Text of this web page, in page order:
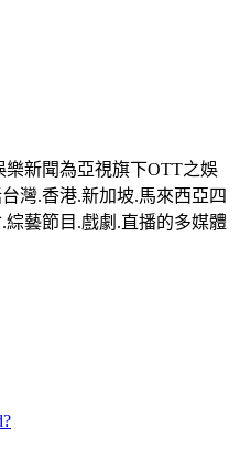
樂新聞為亞視旗下OTT之娛
灣.香港.新加坡.馬來西亞四
藝節目.戲劇.直播的多媒體